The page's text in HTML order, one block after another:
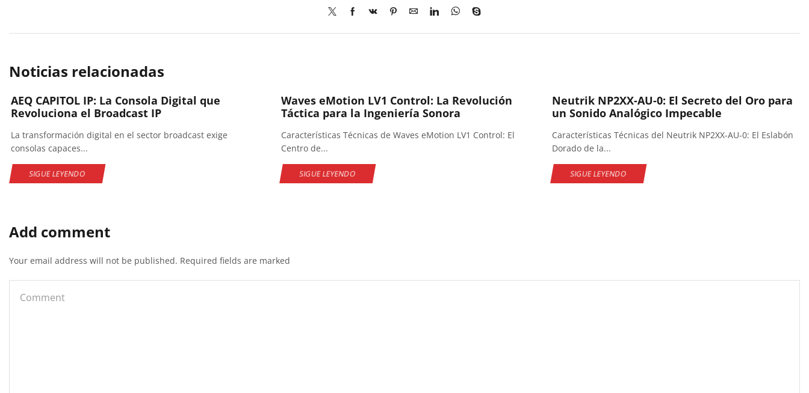
Noticias relacionadas
AEQ CAPITOL IP: La Consola Digital que
Revoluciona el Broadcast IP
La transformación digital en el sector broadcast exige
consolas capaces...
SIGUE LEYENDO
Waves eMotion LV1 Control: La Revolución
Táctica para la Ingeniería Sonora
Características Técnicas de Waves eMotion LV1 Control: El
Centro de...
SIGUE LEYENDO
Neutrik NP2XX-AU-0: El Secreto del Oro para
un Sonido Analógico Impecable
Características Técnicas del Neutrik NP2XX-AU-0: El Eslabón
Dorado de la...
SIGUE LEYENDO
Add comment
Your email address will not be published. Required fields are marked